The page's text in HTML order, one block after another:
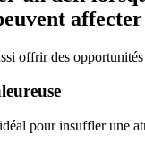
peuvent
offrir des
pour insuffler une